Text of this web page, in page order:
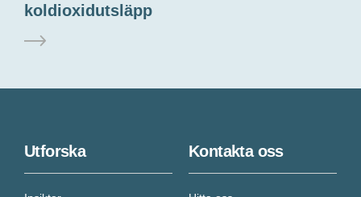
koldioxidutsläpp
Utforska Kontakta oss